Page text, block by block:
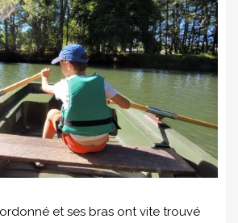
et ses bras ont vite trouvé